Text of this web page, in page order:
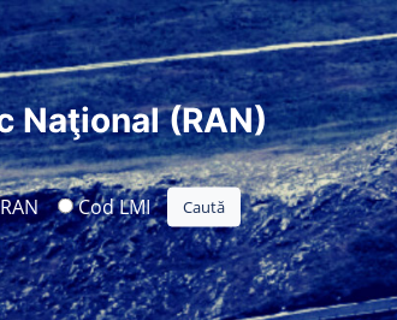
Naţional (RAN)
Cod LMI